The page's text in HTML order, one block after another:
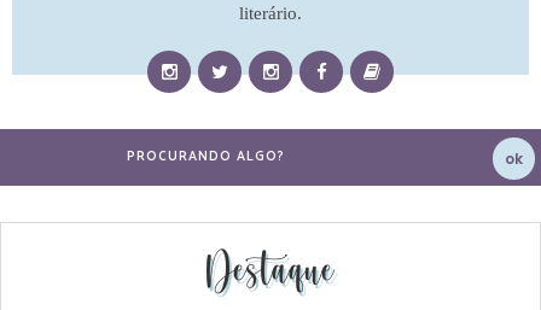
literário.
Destaque